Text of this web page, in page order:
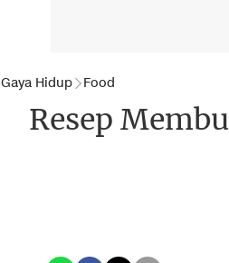
Gaya Hidup Food
Resep